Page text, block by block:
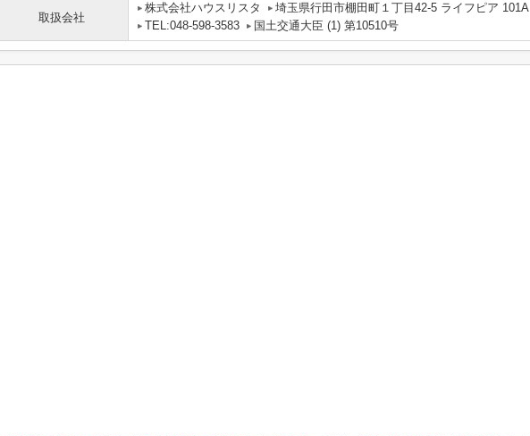
取扱会社
株式会社ハウスリスタ
埼玉県行田市棚田町１丁目42-5 ライフピア 101A
TEL:048-598-3583
国土交通大臣 (1) 第10510号